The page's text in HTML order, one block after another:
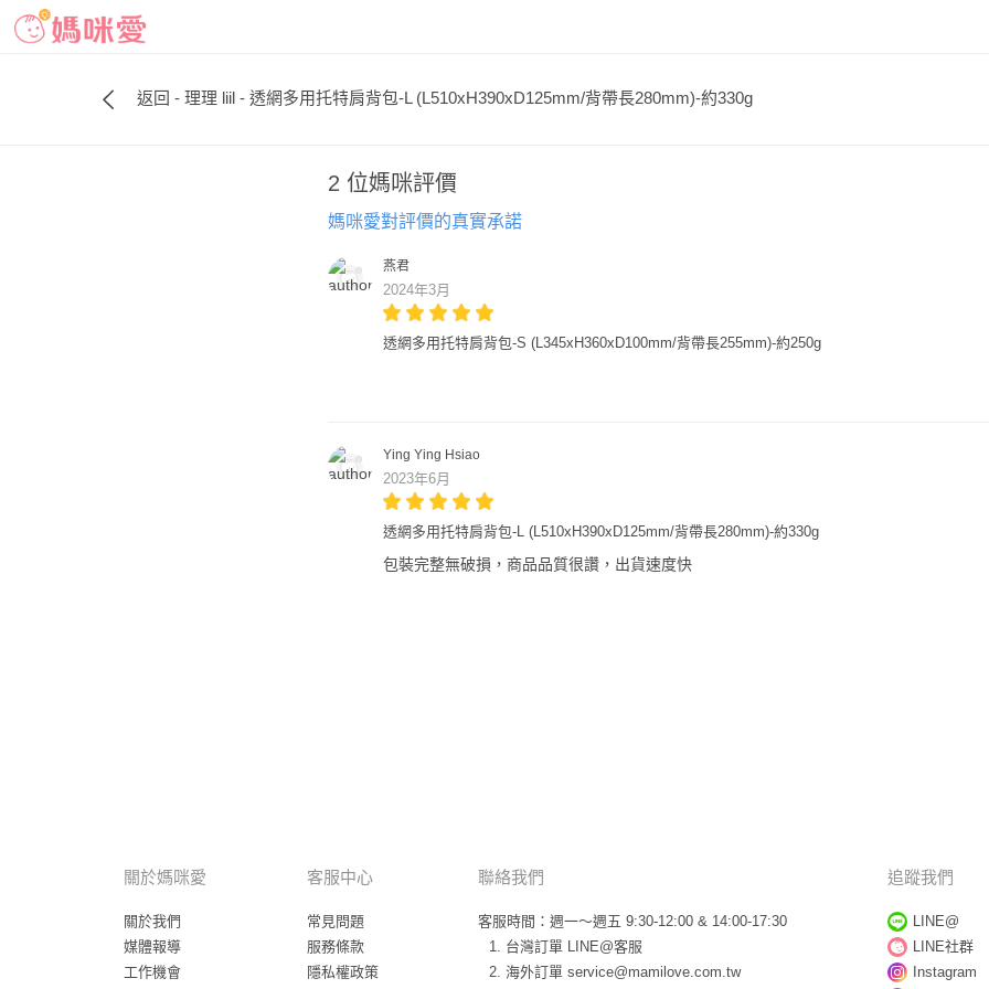
返回 - 理理 liil - 透網多用托特肩背包-L (L510xH390xD125mm/背帶長280mm)-約330g
2 位媽咪評價
媽咪愛對評價的真實承諾
燕君
2024年3月
透網多用托特肩背包-S (L345xH360xD100mm/背帶長255mm)-約250g
Ying Ying Hsiao
2023年6月
透網多用托特肩背包-L (L510xH390xD125mm/背帶長280mm)-約330g
包裝完整無破損，商品品質很讚，出貨速度快
關於媽咪愛
關於我們
媒體報導
工作機會
客服中心
常見問題
服務條款
隱私權政策
聯絡我們
客服時間：週一～週五 9:30-12:00 & 14:00-17:30
台灣訂單 LINE@客服
海外訂單 service@mamilove.com.tw
追蹤我們
LINE@
LINE社群
Instagram